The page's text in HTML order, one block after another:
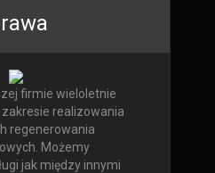
firmie wieloletnie
realizowania
regenerowania
Możemy
jak między innymi